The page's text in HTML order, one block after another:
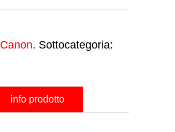
Canon. Sottocategoria:
info prodotto